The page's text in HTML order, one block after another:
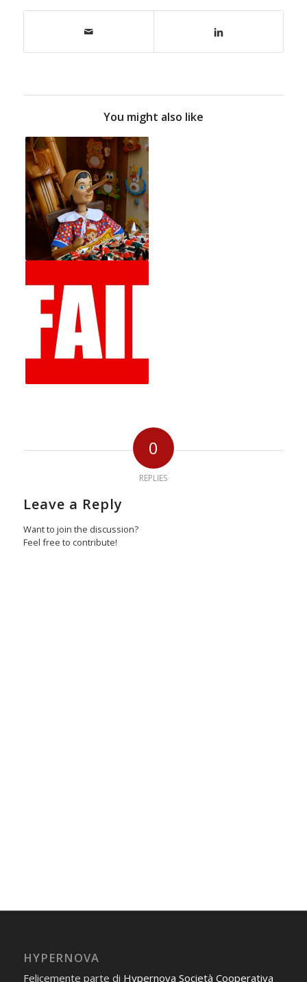
You might also like
0
REPLIES
Leave a Reply
Want to join the discussion?
Feel free to contribute!
HYPERNOVA
Felicemente parte di Hypernova Società Cooperativa